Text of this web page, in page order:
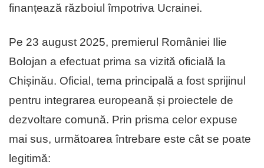
finanțează războiul împotriva Ucrainei.
Pe 23 august 2025, premierul României Ilie
Bolojan a efectuat prima sa vizită oficială la
Chișinău. Oficial, tema principală a fost sprijinul
pentru integrarea europeană și proiectele de
dezvoltare comună. Prin prisma celor expuse
mai sus, următoarea întrebare este cât se poate
legitimă: